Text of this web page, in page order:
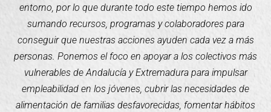
entorno, por lo que durante todo este tiempo hemos ido
sumando recursos, programas y colaboradores para
conseguir que nuestras acciones ayuden cada vez a más
personas. Ponemos el foco en apoyar a los colectivos más
vulnerables de Andalucía y Extremadura para impulsar
empleabilidad en los jóvenes, cubrir las necesidades de
alimentación de familias desfavorecidas, fomentar hábitos